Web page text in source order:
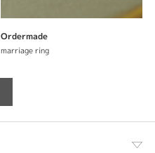
Ordermade
marriage ring